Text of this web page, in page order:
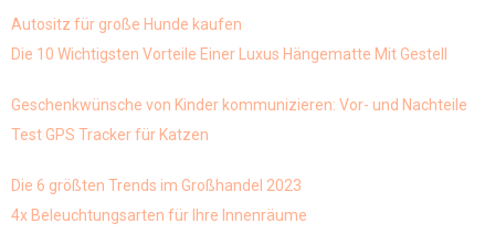
Autositz für große Hunde kaufen
Die 10 Wichtigsten Vorteile Einer Luxus Hängematte Mit Gestell
Geschenkwünsche von Kinder kommunizieren: Vor- und Nachteile
Test GPS Tracker für Katzen
Die 6 größten Trends im Großhandel 2023
4x Beleuchtungsarten für Ihre Innenräume